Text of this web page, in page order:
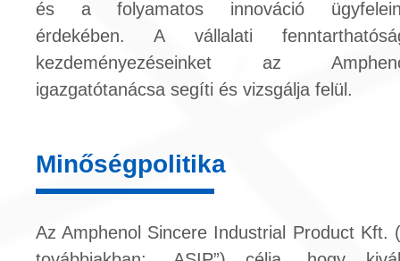
és a folyamatos innováció
érdekében. A vállalati
kezdeményezéseinket az
igazgatótanácsa segíti és vizsgálja felül.
Minőségpolitika
Az Amphenol Sincere Industrial Product Kft.